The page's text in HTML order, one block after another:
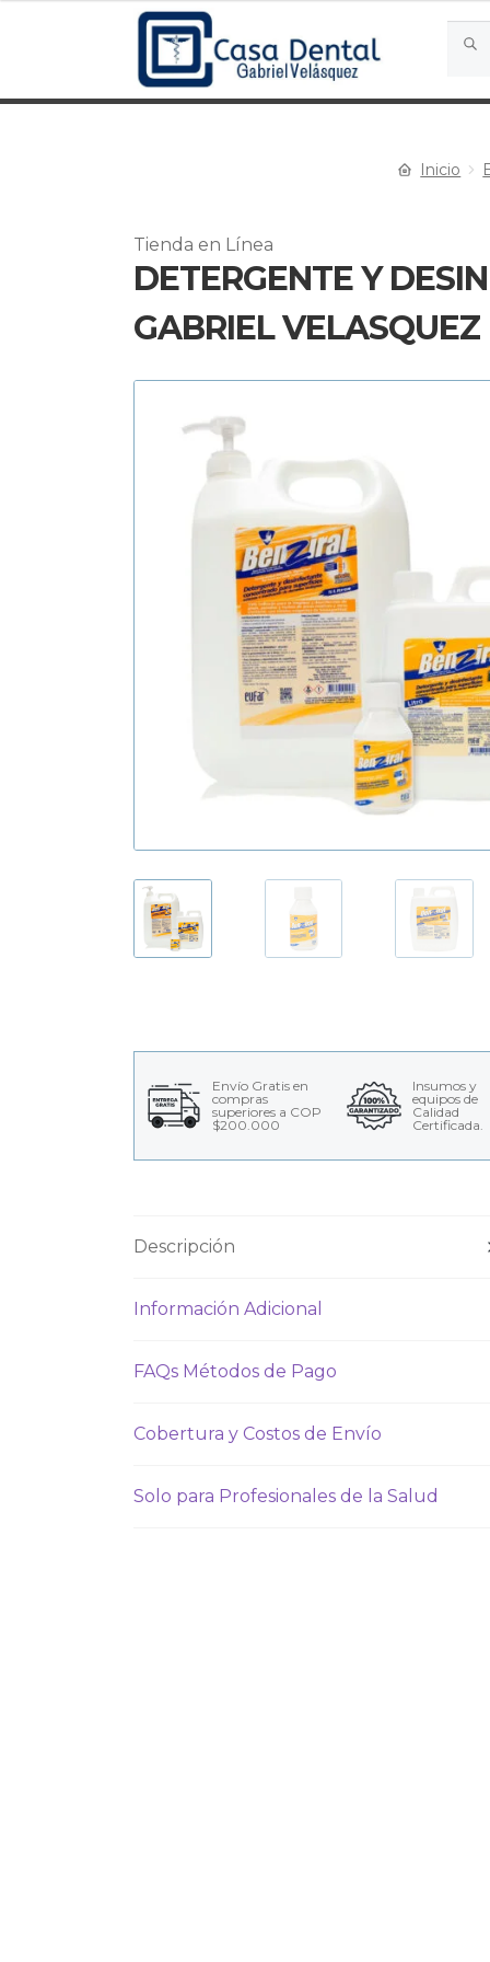
por:
Inicio
Tienda en Línea
DETERGENTE Y
GABRIEL VELASQUEZ
Envío Gratis en
compras
superiores a COP
$200.000
Insumos y
equipos de
Calidad
Certificada.
Descripción
Información Adicional
FAQs Métodos de Pago
Cobertura y Costos de Envío
Solo para Profesionales de la Salud
$214.920